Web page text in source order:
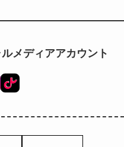
メディアアカウント